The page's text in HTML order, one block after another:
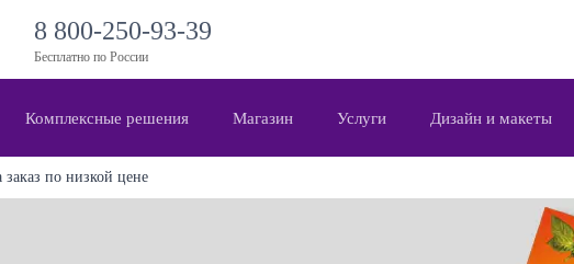
8 800-250-93-39
Бесплатно по России
Комплексные решения Магазин Услуги Дизайн и макеты
по низкой цене